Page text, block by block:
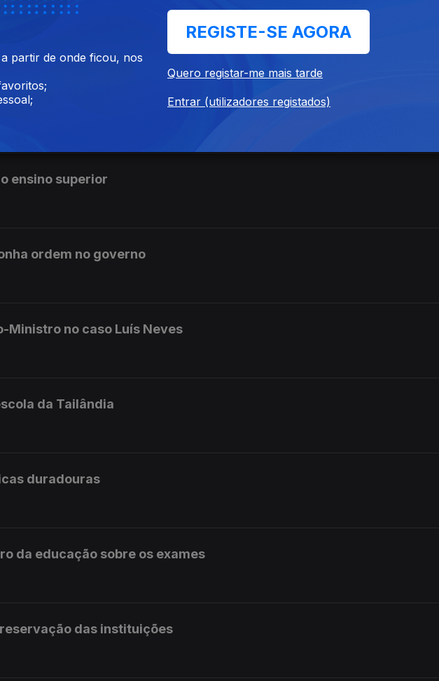
de 10 cêntimos na próxima semana
subiram quase 22% face ao ano passado
ensino superior
ordem no governo
Ministro no caso Luís Neves
da Tailândia
duradouras
da educação sobre os exames
das instituições
partir de onde ficou, nos
REGISTE-SE AGORA
Quero registar-me mais tarde
Entrar (utilizadores registados)